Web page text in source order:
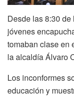
Desde las 8:30
jóvenes
tomaban clase en
la alcaldía Álvaro
Los inconformes
educación y